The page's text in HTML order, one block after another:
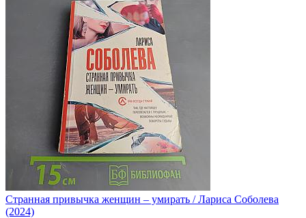
Странная привычка женщин – умирать / Лариса Соболева
(2024)